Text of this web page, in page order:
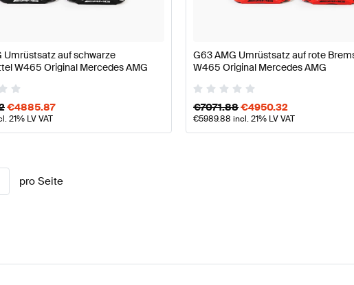
Klasse W177 Modellpflege Bremsen & FederungAMG A-
& Federung
AMG GLE-Klasse X167 Modellpflege
Umrüstsatz auf schwarze
W465 Original Mercedes AMG
€4885.87
21% LV VAT
G63 AMG Umrüstsatz auf rote
W465 Original Mercedes AMG
€7071.88€4950.32
€5989.88 incl. 21% LV VAT
pro Seite